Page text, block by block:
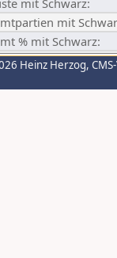
mit Schwarz:
mit
% mit Schwarz:
Heinz Herzog,